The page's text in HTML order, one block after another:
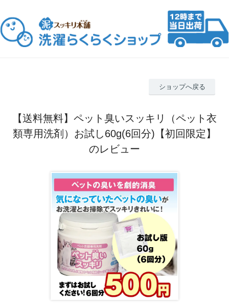
ショップへ戻る
【送料無料】ペット臭いスッキリ（ペット衣
類専用洗剤）お試し60g(6回分)【初回限定】
のレビュー